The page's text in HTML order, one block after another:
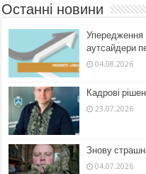
Останні новини
Упередження
аутсайдери
04.08.2026
Кадрові
23.07.2026
Знову
04.07.2026